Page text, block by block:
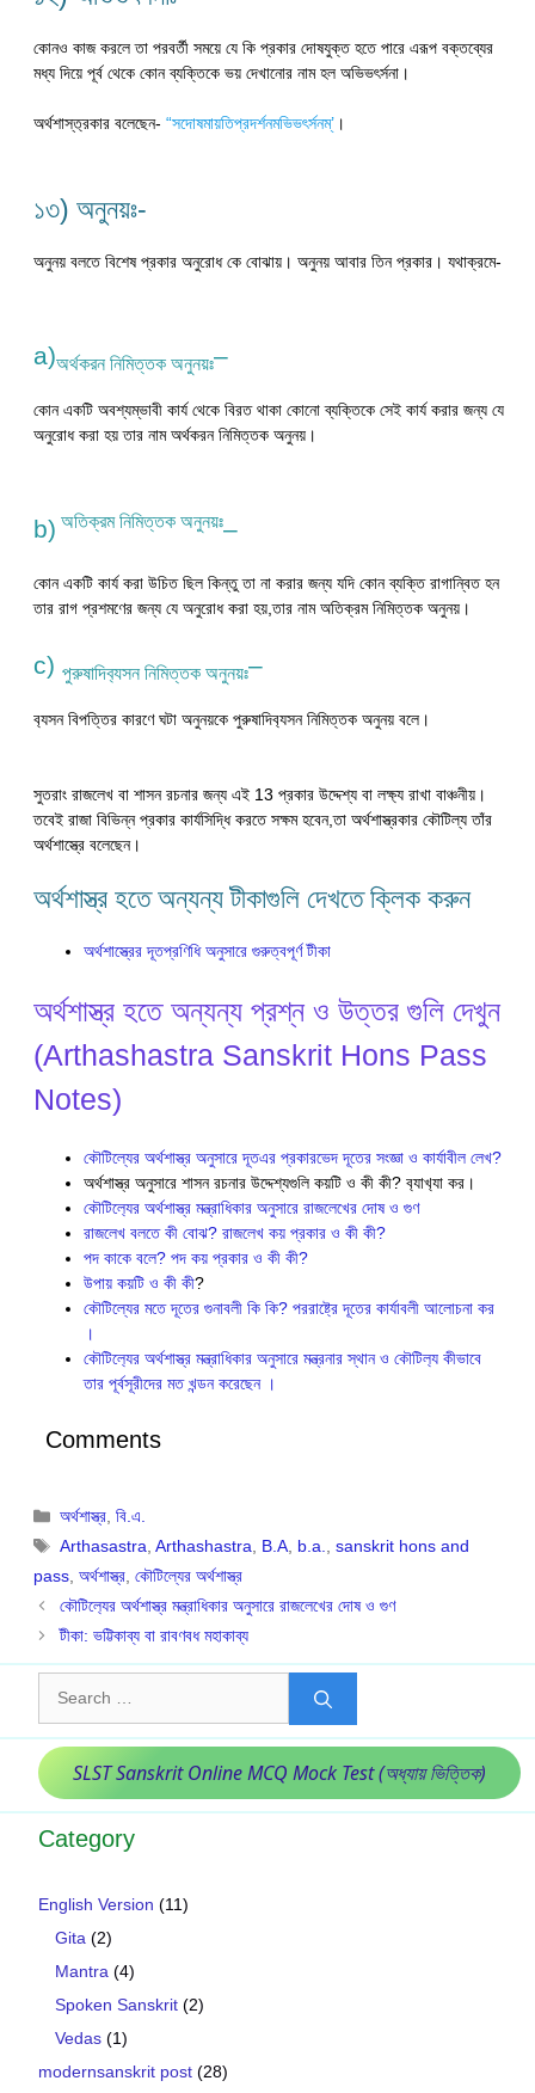
কোনও কাজ করলে তা পরবর্তী সময়ে যে কি প্রকার দোষযুক্ত হতে পারে এরূপ বক্তব্যের
মধ্য দিয়ে পূর্ব থেকে কোন ব্যক্তিকে ভয় দেখানোর নাম হল অভিভৎর্সনা।
অর্থশাস্ত‍্রকার বলেছেন- “সদোষমায়তিপ্রদর্শনমভিভৎর্সনম্’ ।
১৩) অনুনয়ঃ-
অনুনয় বলতে বিশেষ প্রকার অনুরোধ কে বোঝায়। অনুনয় আবার তিন প্রকার। যথাক্রমে-
a)অর্থকরন নিমিত্তক অনুনয়ঃ–
কোন একটি অবশ্যম্ভাবী কার্য থেকে বিরত থাকা কোনো ব্যক্তিকে সেই কার্য করার জন্য যে
অনুরোধ করা হয় তার নাম অর্থকরন নিমিত্তক অনুনয়।
b) অতিক্রম নিমিত্তক অনুনয়ঃ–
কোন একটি কার্য করা উচিত ছিল কিন্তু তা না করার জন্য যদি কোন ব্যক্তি রাগান্বিত হন
তার রাগ প্রশমণের জন্য যে অনুরোধ করা হয়,তার নাম অতিক্রম নিমিত্তক অনুনয়।
c) পুরুষাদিব‍্যসন নিমিত্তক অনুনয়ঃ–
ব‍্যসন বিপত্তির কারণে ঘটা অনুনয়কে পুরুষাদিব‍্যসন নিমিত্তক অনুনয় বলে।
সুতরাং রাজলেখ বা শাসন রচনার জন্য এই 13 প্রকার উদ্দেশ্য বা লক্ষ্য রাখা বাঞ্চনীয়।
তবেই রাজা বিভিন্ন প্রকার কার্যসিদ্ধি করতে সক্ষম হবেন,তা অর্থশাস্ত্রকার কৌটিল্য তাঁর
অর্থশাস্ত্রে বলেছেন।
অর্থশাস্ত্র হতে অন্যন্য টীকাগুলি দেখতে ক্লিক করুন
অর্থশাস্ত্রের দূতপ্রণিধি অনুসারে গুরুত্বপূর্ণ টীকা
অর্থশাস্ত্র হতে অন্যন্য প্রশ্ন ও উত্তর গুলি দেখুন
(Arthashastra Sanskrit Hons Pass
Notes)
কৌটিল্যের অর্থশাস্ত্র অনুসারে দূতএর প্রকারভেদ দূতের সংজ্ঞা ও কার্যাবীল লেখ?
অর্থশাস্ত্র অনুসারে শাসন রচনার উদ্দেশ্যগুলি কয়টি ও কী কী? ব‍্যাখ‍্যা কর।
কৌটিল‍্যের অর্থশাস্ত্র মন্ত্রাধিকার অনুসারে রাজলেখের দোষ ও গুণ
রাজলেখ বলতে কী বোঝ? রাজলেখ কয় প্রকার ও কী কী?
পদ কাকে বলে? পদ কয় প্রকার ও কী কী?
উপায় কয়টি ও কী কী?
কৌটিল্যের মতে দূতের গুনাবলী কি কি? পররাষ্ট্রে দূতের কার্যাবলী আলোচনা কর
।
কৌটিল‍্যের অর্থশাস্ত্র মন্ত্রাধিকার অনুসারে মন্ত্রনার স্থান ও কৌটিল‍্য কীভাবে
তার পূর্বসূরীদের মত খন্ডন করেছেন ।
Comments
Categories
অর্থশাস্ত্র ,বি.এ.
Tags
Arthasastra ,Arthashastra B.A b.a. ,sanskrit hons and
pass অর্থশাস্ত্র কৌটিল্যের অর্থশাস্ত্র
কৌটিল‍্যের অর্থশাস্ত্র মন্ত্রাধিকার অনুসারে রাজলেখের দোষ ও গুণ
টীকা: ভট্টিকাব্য বা রাবণবধ মহাকাব্য
for:
SLST Sanskrit Online MCQ Mock Test (অধ্যায় ভিত্তিক)
Category
English Version (11)
Gita (2)
Mantra (4)
Spoken Sanskrit (2)
Vedas (1)
modernsanskrit post (28)